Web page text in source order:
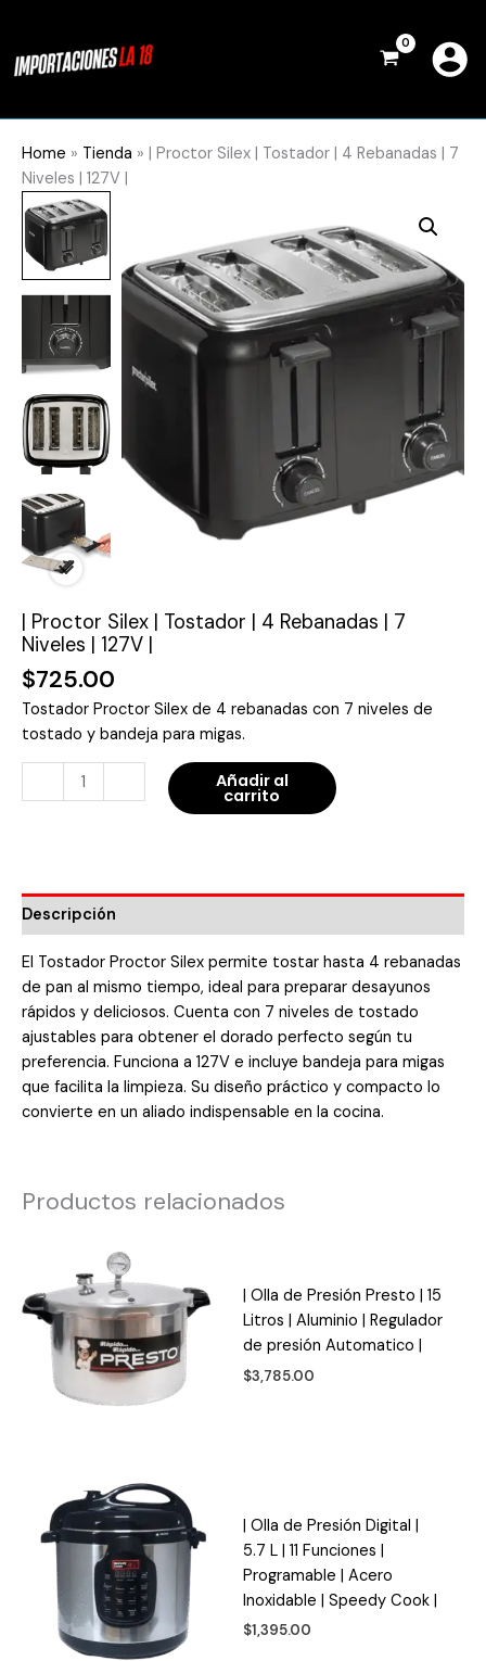
contenido
Home » Tienda »
| Proctor Silex | Tostador | 4 Rebanadas | 7
Niveles | 127V |
| Proctor Silex | Tostador | 4 Rebanadas | 7
Niveles | 127V |
$725.00
Tostador Proctor Silex de 4 rebanadas con 7 niveles de
tostado y bandeja para migas.
Proctor
Silex
|
Tostador
Rebanadas
7
Niveles
127V
|
cantidad
Añadir al
carrito
Descripción
El Tostador Proctor Silex permite tostar hasta 4 rebanadas
de pan al mismo tiempo, ideal para preparar desayunos
rápidos y deliciosos. Cuenta con 7 niveles de tostado
ajustables para obtener el dorado perfecto según tu
preferencia. Funciona a 127V e incluye bandeja para migas
que facilita la limpieza. Su diseño práctico y compacto lo
convierte en un aliado indispensable en la cocina.
Productos relacionados
| Olla de Presión Presto | 15
Litros | Aluminio | Regulador
de presión Automatico |
$3,785.00
| Olla de Presión Digital |
5.7 L | 11 Funciones |
Programable | Acero
Inoxidable | Speedy Cook |
$1,395.00